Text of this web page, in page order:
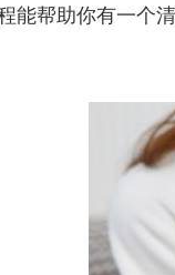
能帮助你有一个